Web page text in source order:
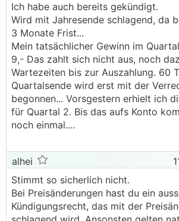
Ich habe auch bereits gekündigt.
Wird mit Jahresende schlagend, da
3 Monate Frist...
Mein tatsächlicher Gewinn im
9,- Das zahlt sich nicht aus, noch
Wartezeiten bis zur Auszahlung. 60
Quartalsende wird erst mit der
begonnen... Vorsgestern erhielt ich
für Quartal 2. Bis das aufs Konto
noch einmal....
alhei
Stimmt so sicherlich nicht.
Bei Preisänderungen hast du ein
Kündigungsrecht, das mit der